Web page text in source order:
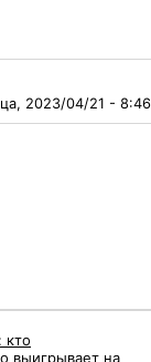
2023/04/21 - 8:46
кто
выигрывает на